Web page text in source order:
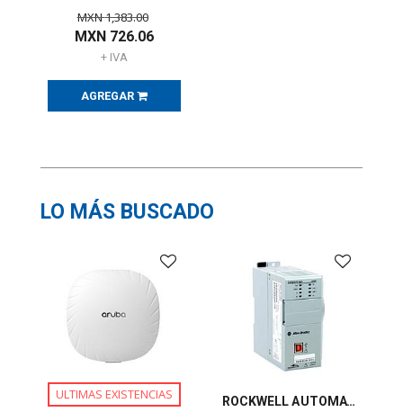
MXN1,383.00
MXN 726.06
+ IVA
AGREGAR
LO MÁS BUSCADO
ULTIMAS EXISTENCIAS ROCKWELL AUTOMATION, Controlador CompactLogix 5370 L3 2 MB - 1769L33ER